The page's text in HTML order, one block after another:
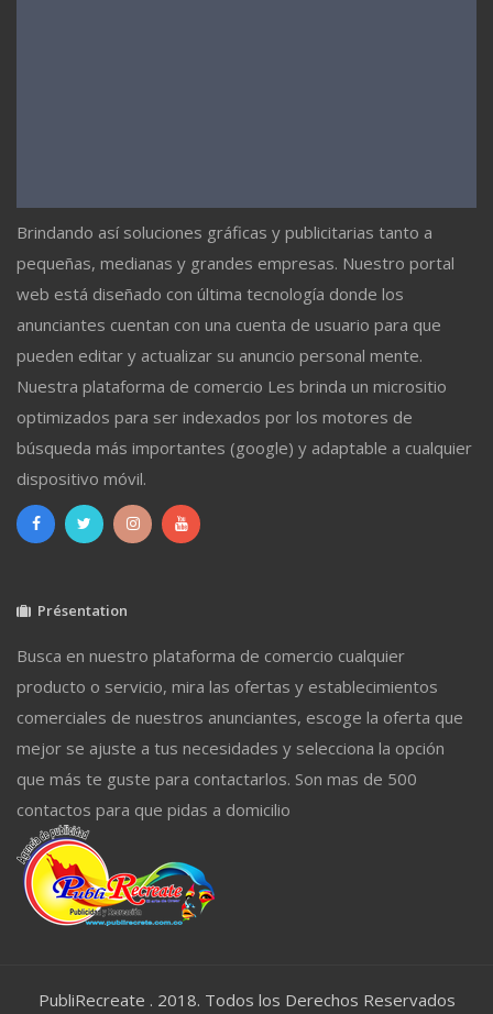
Brindando así soluciones gráficas y publicitarias tanto a
pequeñas, medianas y grandes empresas. Nuestro portal
web está diseñado con última tecnología donde los
anunciantes cuentan con una cuenta de usuario para que
pueden editar y actualizar su anuncio personal mente.
Nuestra plataforma de comercio Les brinda un micrositio
optimizados para ser indexados por los motores de
búsqueda más importantes (google) y adaptable a cualquier
dispositivo móvil.
Présentation
Busca en nuestro plataforma de comercio cualquier
producto o servicio, mira las ofertas y establecimientos
comerciales de nuestros anunciantes, escoge la oferta que
mejor se ajuste a tus necesidades y selecciona la opción
que más te guste para contactarlos. Son mas de 500
contactos para que pidas a domicilio
PubliRecreate . 2018. Todos los Derechos Reservados